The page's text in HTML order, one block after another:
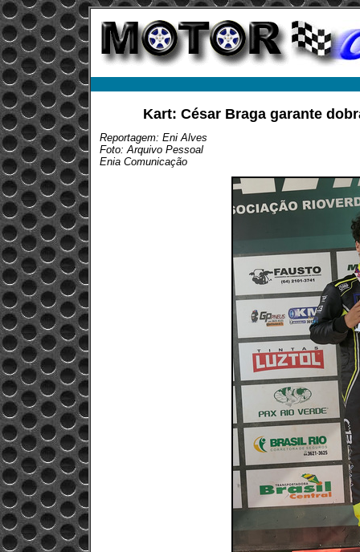
Kart: César Braga garante
Reportagem: Eni Alves
Foto: Arquivo Pessoal
Enia Comunicação